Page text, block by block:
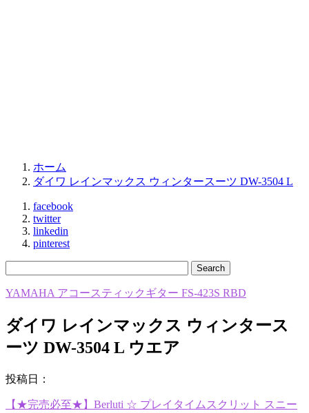
ホーム
ダイワ レインマックス ウィンタースーツ DW-3504 L
facebook
twitter
linkedin
pinterest
YAMAHA アコースティックギター FS-423S RBD
ダイワ レインマックス ウィンタース
ーツ DW-3504 L ウエア
投稿日：
【★完売必至★】Berluti ☆ プレイタイムスクリット スニー